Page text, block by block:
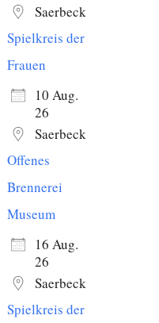
Saerbeck
Spielkreis der
Frauen
10 Aug.
26
Saerbeck
Offenes
Brennerei
Museum
16 Aug.
26
Saerbeck
Spielkreis der